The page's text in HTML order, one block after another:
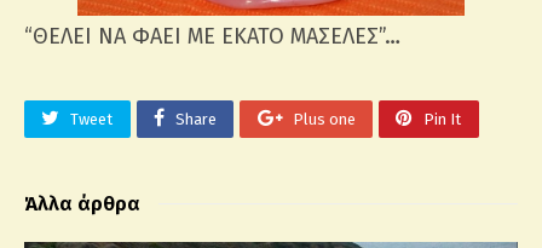
“ΘΕΛΕΙ ΝΑ ΦΑΕΙ ΜΕ ΕΚΑΤΟ ΜΑΣΕΛΕΣ”…
Tweet Share Plus one Pin It
Άλλα άρθρα